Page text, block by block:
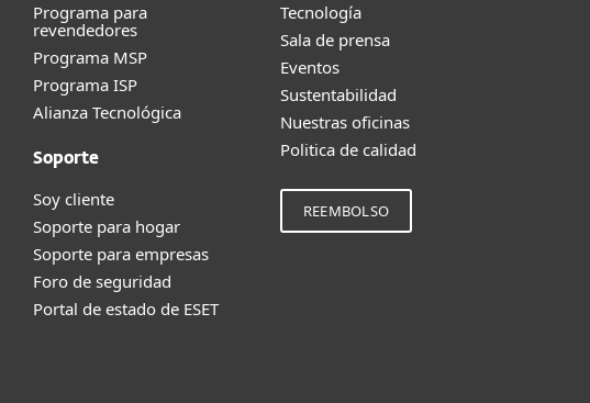
Programa para
revendedores
Programa MSP
Programa ISP
Alianza Tecnológica
Soporte
Soy cliente
Soporte para hogar
Soporte para empresas
Foro de seguridad
Portal de estado de ESET
Tecnología
Sala de prensa
Eventos
Sustentabilidad
Nuestras oficinas
Politica de calidad
REEMBOLSO